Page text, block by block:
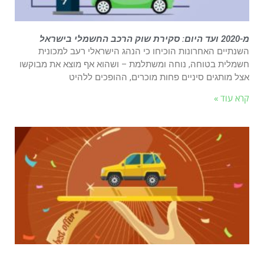
מ-2020 ועד היום: סקירת שוק הרכב החשמלי בישראל
השנתיים האחרונות הוכיחו כי הנהג הישראלי רעב למכונית
חשמלית בטוחה, נוחה ומשתלמת – ושהוא אף מוצא את מבוקשו
אצל מותגים סיניים פחות מוכרים, ההופכים ללהיט
קרא עוד »